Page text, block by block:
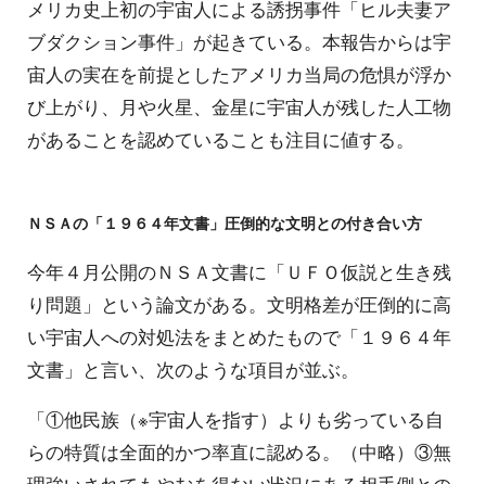
メリカ史上初の宇宙人による誘拐事件「ヒル夫妻ア
ブダクション事件」が起きている。本報告からは宇
宙人の実在を前提としたアメリカ当局の危惧が浮か
び上がり、月や火星、金星に宇宙人が残した人工物
があることを認めていることも注目に値する。
ＮＳＡの「１９６４年文書」圧倒的な文明との付き合い方
今年４月公開のＮＳＡ文書に「ＵＦＯ仮説と生き残
り問題」という論文がある。文明格差が圧倒的に高
い宇宙人への対処法をまとめたもので「１９６４年
文書」と言い、次のような項目が並ぶ。
「①他民族（※宇宙人を指す）よりも劣っている自
らの特質は全面的かつ率直に認める。（中略）③無